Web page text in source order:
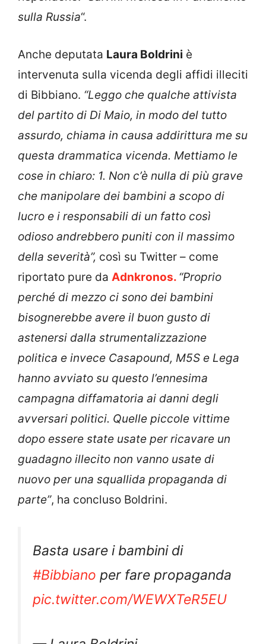
sulla Russia“.
Anche deputata Laura Boldrini è
intervenuta sulla vicenda degli affidi illeciti
di Bibbiano. “Leggo che qualche attivista
del partito di Di Maio, in modo del tutto
assurdo, chiama in causa addirittura me su
questa drammatica vicenda. Mettiamo le
cose in chiaro: 1. Non c’è nulla di più grave
che manipolare dei bambini a scopo di
lucro e i responsabili di un fatto così
odioso andrebbero puniti con il massimo
della severità”, così su Twitter – come
riportato pure da Adnkronos. “Proprio
perché di mezzo ci sono dei bambini
bisognerebbe avere il buon gusto di
astenersi dalla strumentalizzazione
politica e invece Casapound, M5S e Lega
hanno avviato su questo l’ennesima
campagna diffamatoria ai danni degli
avversari politici. Quelle piccole vittime
dopo essere state usate per ricavare un
guadagno illecito non vanno usate di
nuovo per una squallida propaganda di
parte”, ha concluso Boldrini.
Basta usare i bambini di
#Bibbiano per fare propaganda
pic.twitter.com/WEWXTeR5EU